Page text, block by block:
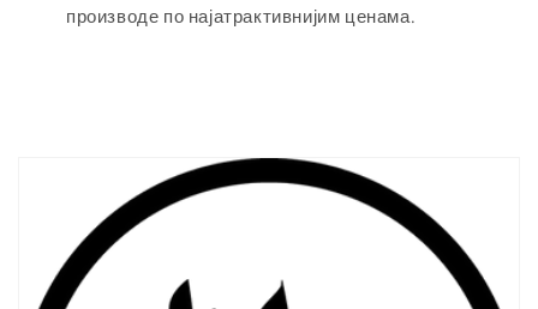
производе по најатрактивнијим ценама.